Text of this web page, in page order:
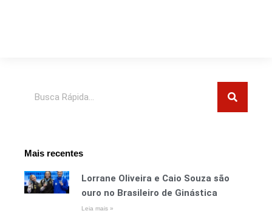
Mais recentes
Lorrane Oliveira e Caio Souza são
ouro no Brasileiro de Ginástica
Leia mais »